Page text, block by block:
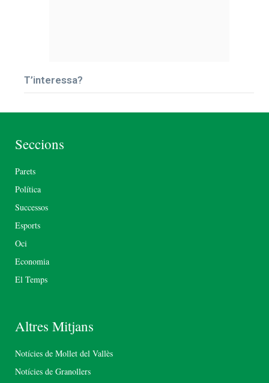
T’interessa?
Seccions
Parets
Política
Successos
Esports
Oci
Economia
El Temps
Altres Mitjans
Notícies de Mollet del Vallès
Notícies de Granollers